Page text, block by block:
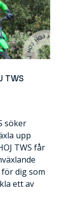
TWS
söker
upp
TWS får
dig som
ett av